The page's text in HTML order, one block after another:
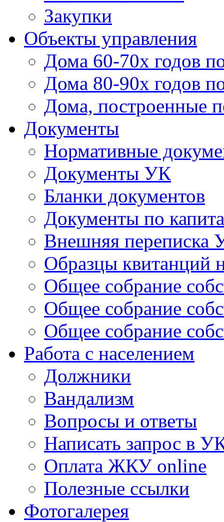
Закупки
Объекты управления
Дома 60-70х годов
Дома 80-90х годов
Дома, построенные
Документы
Нормативные
Документы УК
Бланки документов
Документы по
Внешняя переписка
Образцы квитанций
Общее собрание
Общее собрание
Общее собрание
Работа с населением
Должники
Вандализм
Вопросы и ответы
Написать запрос в
Оплата ЖКУ online
Полезные ссылки
Фотогалерея